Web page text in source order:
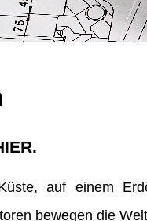
auf einem
bewegen die